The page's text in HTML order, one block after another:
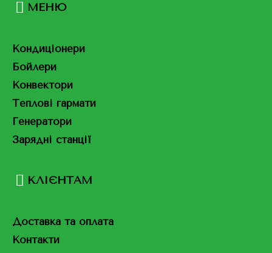
МЕНЮ
Кондиціонери
Бойлери
Конвектори
Теплові гармати
Генератори
Зарядні станції
КЛІЄНТАМ
Доставка та оплата
Контакти